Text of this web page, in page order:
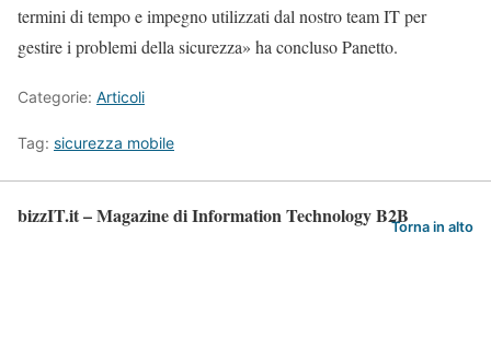
termini di tempo e impegno utilizzati dal nostro team IT per
gestire i problemi della sicurezza» ha concluso Panetto.
Categorie: Articoli
Tag: sicurezza mobile
bizzIT.it – Magazine di Information Technology B2BTorna in alto